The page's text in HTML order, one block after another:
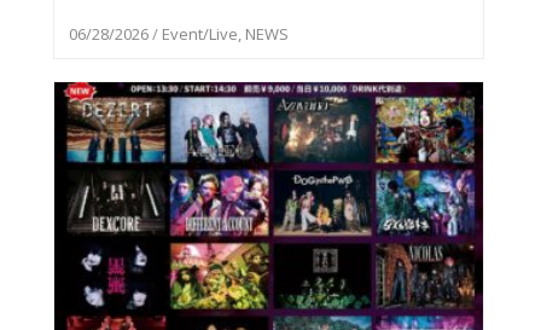
06/28/2026/ Event/Live, NEWS